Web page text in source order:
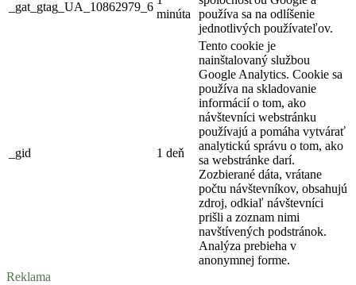
_gat_gtag_UA_10862979_6
minúta používa sa na odlíšenie
jednotlivých používateľov.
_gid 1 deň
Tento cookie je
nainštalovaný službou
Google Analytics. Cookie sa
používa na skladovanie
informácií o tom, ako
návštevníci webstránku
používajú a pomáha vytvárať
analytickú správu o tom, ako
sa webstránke darí.
Zozbierané dáta, vrátane
počtu návštevníkov, obsahujú
zdroj, odkiaľ návštevníci
prišli a zoznam nimi
navštívených podstránok.
Analýza prebieha v
anonymnej forme.
Reklama